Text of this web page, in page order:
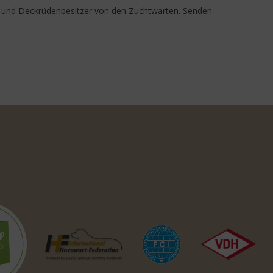
Deckrüdenbesitzer von den Zuchtwarten. Senden